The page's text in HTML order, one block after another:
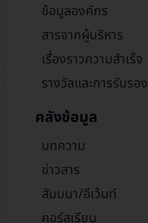
ข้อมูลองค์กร
สารจากผู้บริหาร
เรื่องราวความสำเร็จ
รางวัลและการรับรอง
คลังข้อมูล
บทความ
ข่าวสาร
สัมมนา/อีเว้นท์
คอร์สเรียน